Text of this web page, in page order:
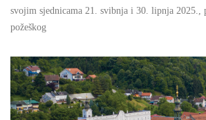
svojim sjednicama 21. svibnja i 30. lipnja 2025.,
požeškog